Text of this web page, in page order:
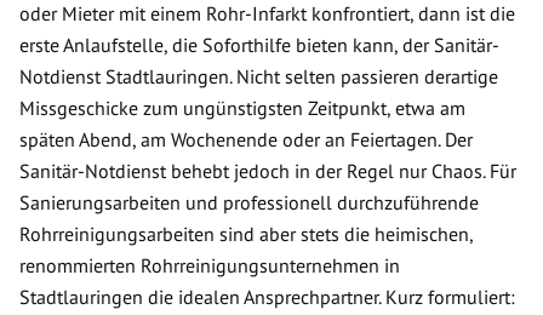
oder Mieter mit einem Rohr-Infarkt konfrontiert, dann ist die
erste Anlaufstelle, die Soforthilfe bieten kann, der Sanitär-
Notdienst Stadtlauringen. Nicht selten passieren derartige
Missgeschicke zum ungünstigsten Zeitpunkt, etwa am
späten Abend, am Wochenende oder an Feiertagen. Der
Sanitär-Notdienst behebt jedoch in der Regel nur Chaos. Für
Sanierungsarbeiten und professionell durchzuführende
Rohrreinigungsarbeiten sind aber stets die heimischen,
renommierten Rohrreinigungsunternehmen in
Stadtlauringen die idealen Ansprechpartner. Kurz formuliert: